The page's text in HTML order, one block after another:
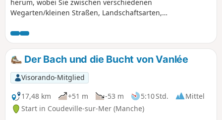
herum, wobei Sie zwischen verschiedenen
Wegarten/kleinen Straßen, Landschaftsarten,
um die Umgebung zu entdecken.
Der Bach und die Bucht von Vanlée
Visorando-Mitglied
17,48 km
+51 m -53 m 5:10 Std.
Mittel
Start in Coudeville-sur-Mer (Manche)